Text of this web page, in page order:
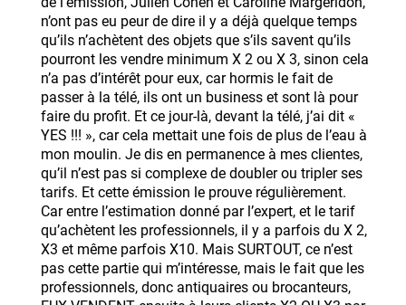
n’ont pas eu peur de dire il y a déjà quelque temps
qu’ils n’achètent des objets que s’ils savent qu’ils
pourront les vendre minimum X 2 ou X 3, sinon cela
n’a pas d’intérêt pour eux, car hormis le fait de
passer à la télé, ils ont un business et sont là pour
faire du profit. Et ce jour-là, devant la télé, j’ai dit «
YES !!! », car cela mettait une fois de plus de l’eau à
mon moulin. Je dis en permanence à mes clientes,
qu’il n’est pas si complexe de doubler ou tripler ses
tarifs. Et cette émission le prouve régulièrement.
Car entre l’estimation donné par l’expert, et le tarif
qu’achètent les professionnels, il y a parfois du X 2,
X3 et même parfois X10. Mais SURTOUT, ce n’est
pas cette partie qui m’intéresse, mais le fait que les
professionnels, donc antiquaires ou brocanteurs,